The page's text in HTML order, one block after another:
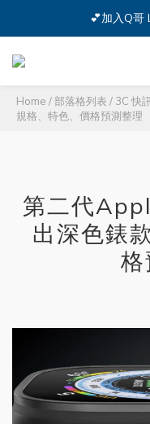
🔥iPhone 17
💕加入Q哥
🔥iPhone 17
Home /部落格列表 / 3C 快
規格、特色、價格預測整理
第二代
出深色錶
格